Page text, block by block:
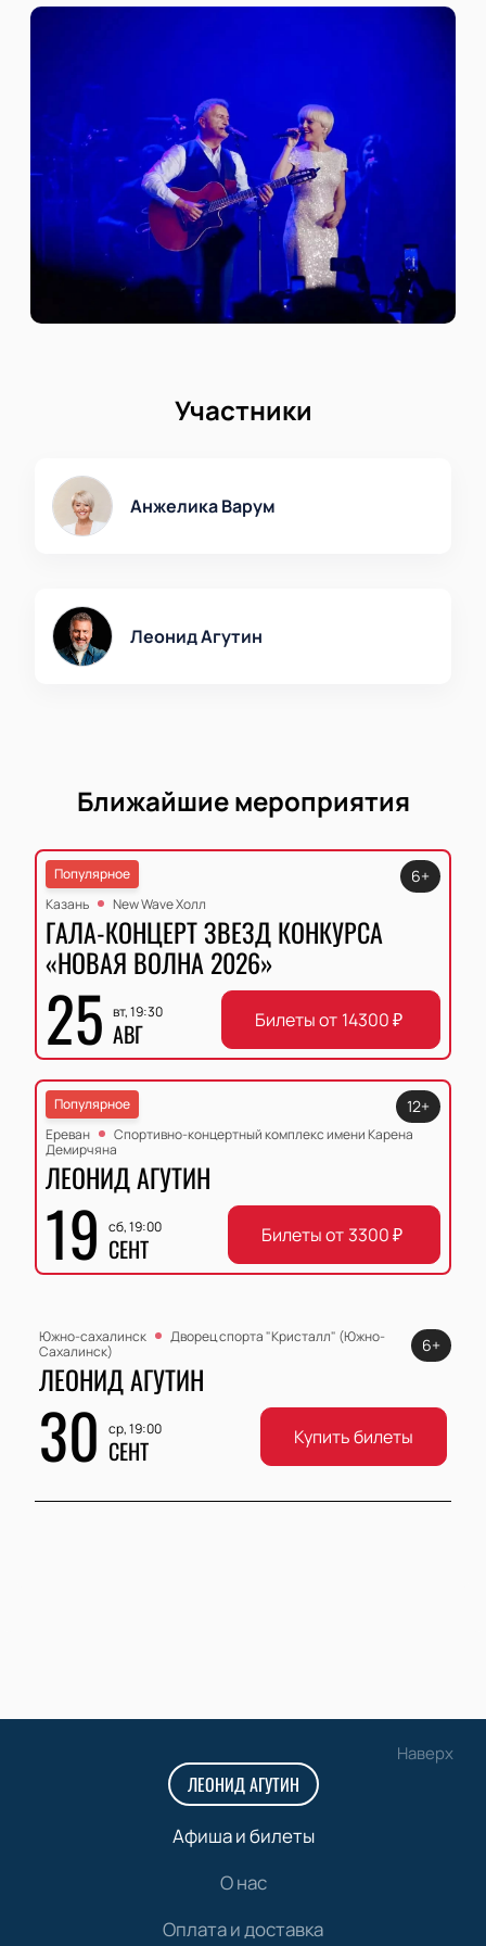
Участники
Анжелика Варум
Леонид Агутин
Ближайшие мероприятия
Популярное
Казань
New Wave Холл
ГАЛА-КОНЦЕРТ ЗВЕЗД КОНКУРСА
«НОВАЯ ВОЛНА 2026»
25 вт, 19:30
АВГ
6+
Билеты от 14300₽
Популярное
Ереван
Спортивно-концертный комплекс имени Карена
Демирчяна
ЛЕОНИД АГУТИН
19 сб, 19:00
СЕНТ
12+
Билеты от 3300₽
Южно-сахалинск
Дворец спорта "Кристалл" (Южно-
Сахалинск)
ЛЕОНИД АГУТИН
30 ср, 19:00
СЕНТ
6+
Купить билеты
Наверх
ЛЕОНИД АГУТИН
Афиша и билеты
О нас
Оплата и доставка